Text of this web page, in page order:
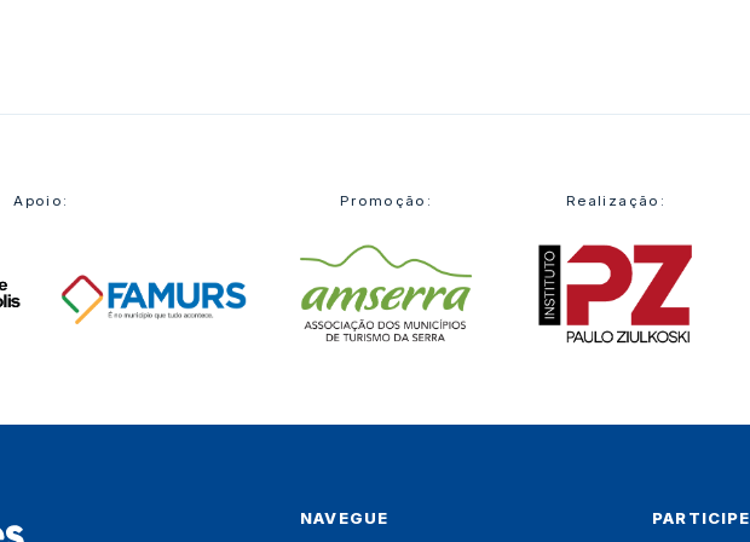
Apoio: Promoção: Realização:
NAVEGUE PARTICIPE